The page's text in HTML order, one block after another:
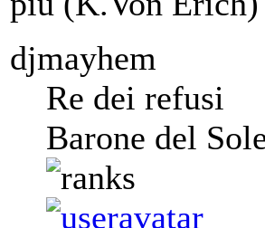
djmayhem
Re dei refusi
Barone del